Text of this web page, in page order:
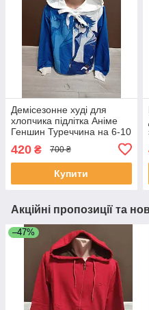
Демісезонне худі для
хлопчика підлітка Аніме
Геншин Туреччина на 6-10
420 ₴ 700 ₴
Купити
Акційні пропозиції та
–47%